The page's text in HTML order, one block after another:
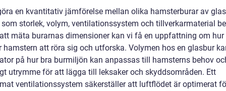
en kvantitativ jämförelse mellan olika hamsterburar av
storlek, volym, ventilationssystem och tillverkarmaterial
mäta burarnas dimensioner kan vi få en uppfattning om
hamstern att röra sig och utforska. Volymen hos en glasbur
på hur bra burmiljön kan anpassas till hamsterns behov
utrymme för att lägga till leksaker och skyddsområden. Ett
ventilationssystem säkerställer att luftflödet är optimerat